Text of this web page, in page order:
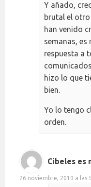
Y añado,
brutal el
han venido
semanas,
respuesta a
hizo lo que
bien.
Yo lo tengo
orden.
Cibeles es
26 noviembre, 2019 a las